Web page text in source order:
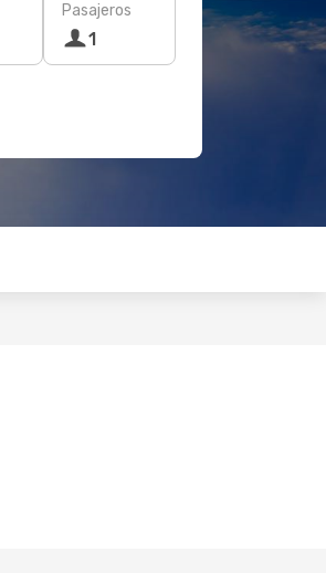
Pasajeros
1